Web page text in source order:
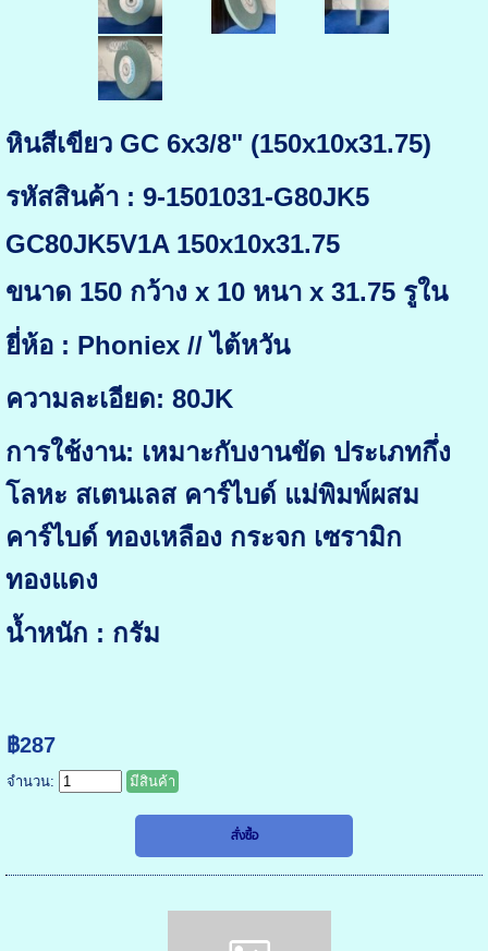
หินสีเขียว GC 6x3/8" (150x10x31.75)
รหัสสินค้า : 9-1501031-G80JK5
GC80JK5V1A 150x10x31.75
ขนาด 150 กว้าง x 10 หนา x 31.75 รูใน
ยี่ห้อ : Phoniex // ไต้หวัน
ความละเอียด: 80JK
การใช้งาน: เหมาะกับงานขัด ประเภทกึ่ง
โลหะ สเตนเลส คาร์ไบด์ แม่พิมพ์ผสม
คาร์ไบด์ ทองเหลือง กระจก เซรามิก
ทองแดง
น้ำหนัก : กรัม
฿287
จำนวน: มีสินค้า